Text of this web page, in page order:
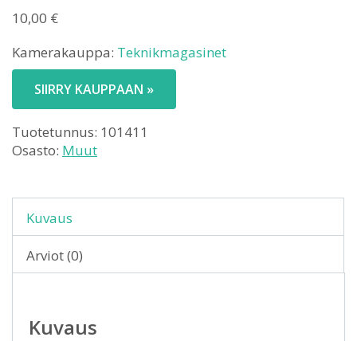
10,00 €
Kamerakauppa: Teknikmagasinet
SIIRRY KAUPPAAN »
Tuotetunnus: 101411
Osasto: Muut
Kuvaus
Arviot (0)
Kuvaus